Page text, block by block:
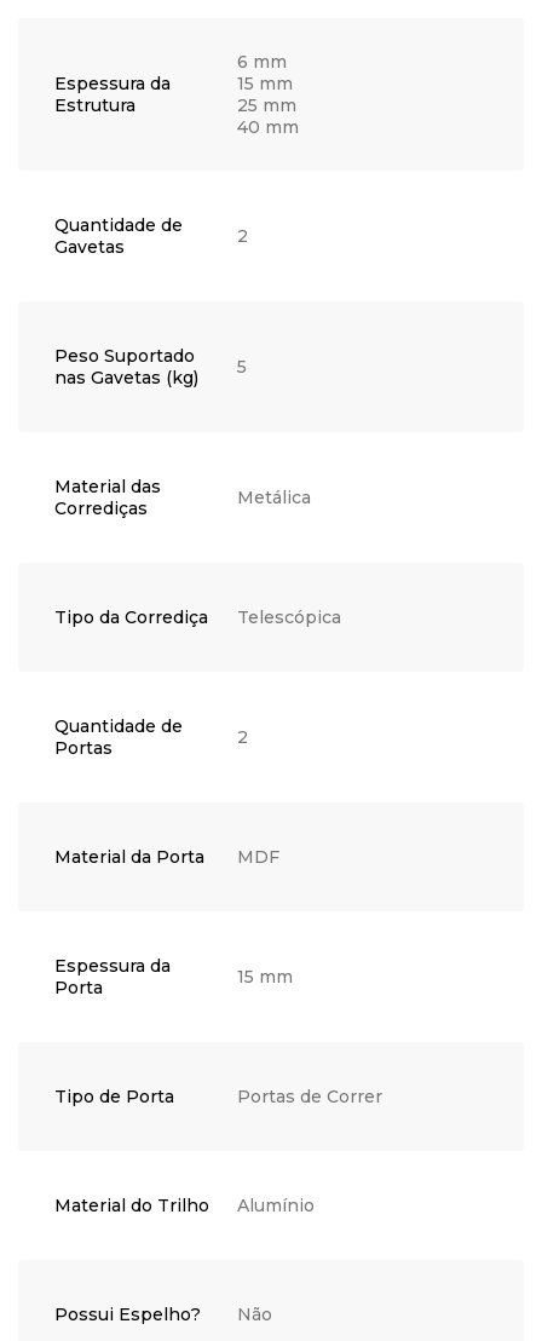
Espessura da
Estrutura
6 mm
15 mm
25 mm
40 mm
Quantidade de
Gavetas
2
Peso Suportado
nas Gavetas (kg)
5
Material das
Corrediças
Metálica
Tipo da Corrediça Telescópica
Quantidade de
Portas
2
Material da Porta MDF
Espessura da
Porta
15 mm
Tipo de Porta Portas de Correr
Material do Trilho Alumínio
Possui Espelho? Não